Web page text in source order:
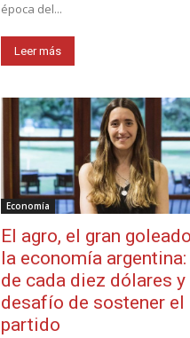
época del...
Leer más
Economía
El agro, el gran
la economía
de cada diez dólares y
desafío de sostener el
partido